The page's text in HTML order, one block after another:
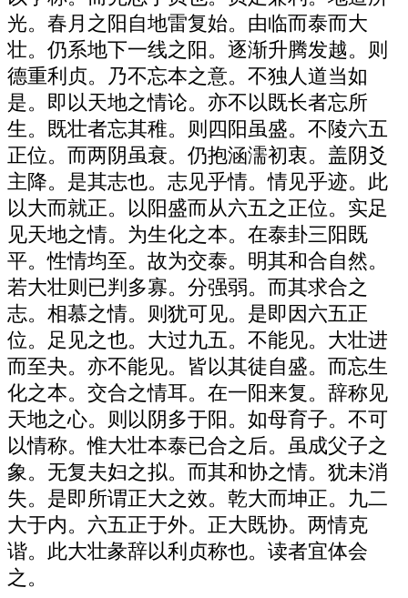
光。春月之阳自地雷复始。由临而泰而大
壮。仍系地下一线之阳。逐渐升腾发越。则
德重利贞。乃不忘本之意。不独人道当如
是。即以天地之情论。亦不以既长者忘所
生。既壮者忘其稚。则四阳虽盛。不陵六五
正位。而两阴虽衰。仍抱涵濡初衷。盖阴爻
主降。是其志也。志见乎情。情见乎迹。此
以大而就正。以阳盛而从六五之正位。实足
见天地之情。为生化之本。在泰卦三阳既
平。性情均至。故为交泰。明其和合自然。
若大壮则已判多寡。分强弱。而其求合之
志。相慕之情。则犹可见。是即因六五正
位。足见之也。大过九五。不能见。大壮进
而至夬。亦不能见。皆以其徒自盛。而忘生
化之本。交合之情耳。在一阳来复。辞称见
天地之心。则以阴多于阳。如母育子。不可
以情称。惟大壮本泰已合之后。虽成父子之
象。无复夫妇之拟。而其和协之情。犹未消
失。是即所谓正大之效。乾大而坤正。九二
大于内。六五正于外。正大既协。两情克
谐。此大壮彖辞以利贞称也。读者宜体会
之。